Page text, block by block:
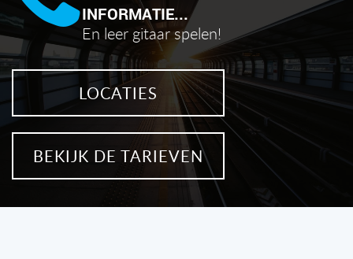
INFORMATIE...
En leer gitaar spelen!
LOCATIES
BEKIJK DE TARIEVEN